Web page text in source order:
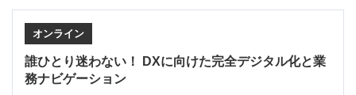
オンライン
誰ひとり迷わない！ DXに向けた完全デジタル化と業
務ナビゲーション